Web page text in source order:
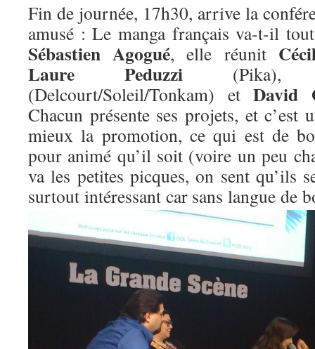
Fin de journée, 17h30, arrive la
amusé : Le manga français va-t-il
Sébastien Agogué, elle réunit
Laure Peduzzi
(Delcourt/Soleil/Tonkam) etDavid
Chacun présente ses projets, et
mieux la promotion, ce qui est de
pour animé qu’il soit (voire un peu
va les petites picques, on sent qu’ils
surtout intéressant car sans langue de